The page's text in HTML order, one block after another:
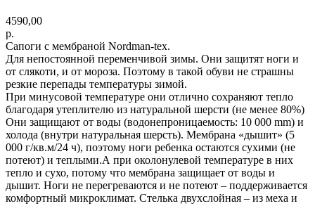
4590,00
р.
Сапоги с мембраной Nordman-tex.
Для непостоянной переменчивой зимы. Они защитят ноги и
от слякоти, и от мороза. Поэтому в такой обуви не страшны
резкие перепады температуры зимой.
При минусовой температуре они отлично сохраняют тепло
благодаря утеплителю из натуральной шерсти (не менее 80%)
Они защищают от воды (водонепроницаемость: 10 000 mm) и
холода (внутри натуральная шерсть). Мембрана «дышит» (5
000 г/кв.м/24 ч), поэтому ноги ребенка остаются сухими (не
потеют) и теплыми.А при околонулевой температуре в них
тепло и сухо, потому что мембрана защищает от воды и
дышит. Ноги не перегреваются и не потеют – поддерживается
комфортный микроклимат. Стелька двухслойная – из меха и